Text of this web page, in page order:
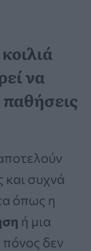
να
παθήσεις
και συχνά
όπως η
ή μια
δεν